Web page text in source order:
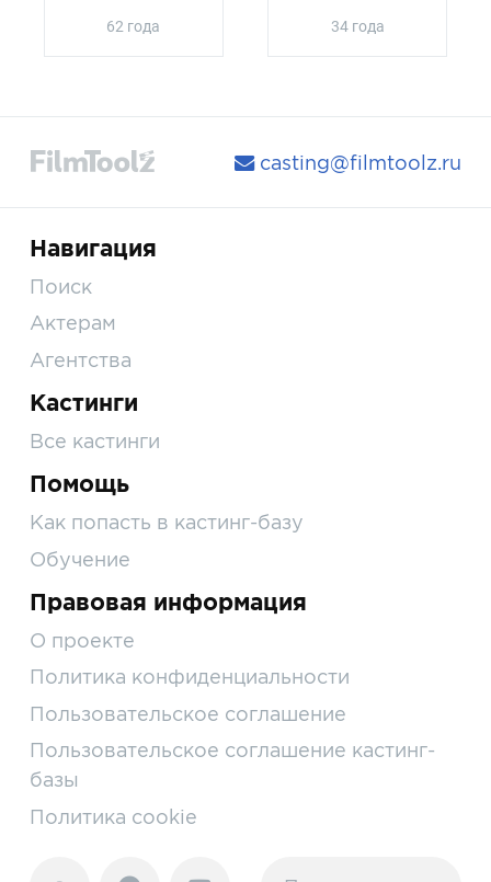
62 года 34 года
casting@filmtoolz.ru
Навигация
Поиск
Актерам
Агентства
Кастинги
Все кастинги
Помощь
Как попасть в кастинг-базу
Обучение
Правовая информация
О проекте
Политика конфиденциальности
Пользовательское соглашение
Пользовательское соглашение кастинг-
базы
Политика cookie